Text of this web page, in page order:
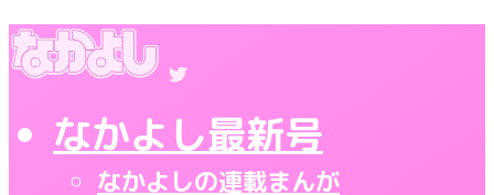
なかよし最新号
なかよしの連載まんが